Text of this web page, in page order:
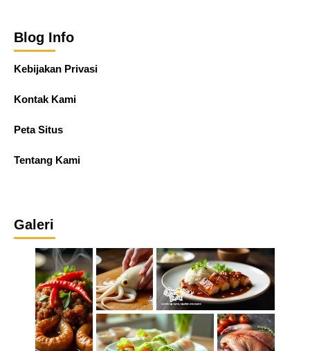
Blog Info
Kebijakan Privasi
Kontak Kami
Peta Situs
Tentang Kami
Galeri